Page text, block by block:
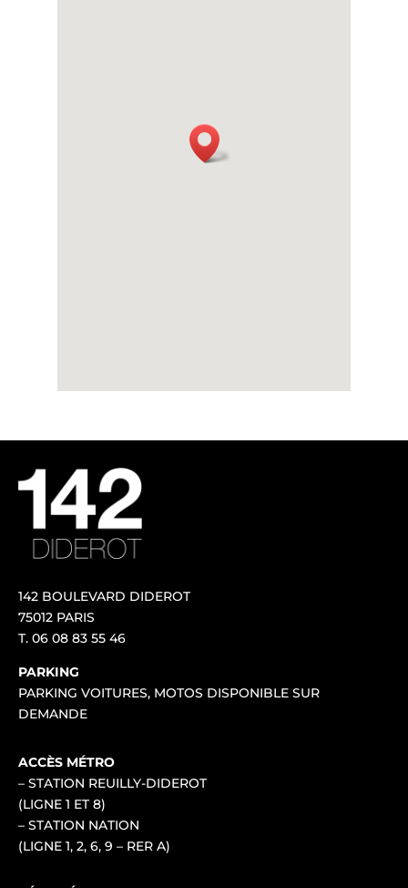
142 BOULEVARD DIDEROT
75012 PARIS
T. 06 08 83 55 46
PARKING
PARKING VOITURES, MOTOS DISPONIBLE SUR
DEMANDE
ACCÈS MÉTRO
– STATION REUILLY-DIDEROT
(LIGNE 1 ET 8)
– STATION NATION
(LIGNE 1, 2, 6, 9 – RER A)